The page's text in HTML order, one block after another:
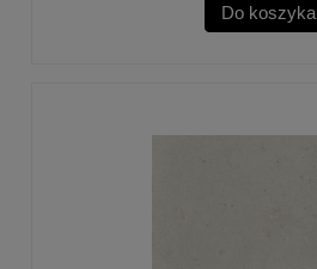
Do koszyka